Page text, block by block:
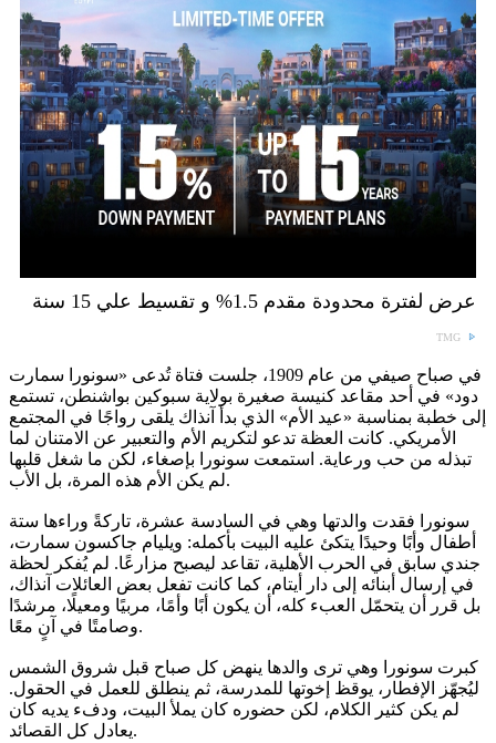
عرض لفترة محدودة مقدم 1.5% و تقسيط علي 15 سنة
TMG
في صباح صيفي من عام 1909، جلست فتاة تُدعى «سونورا سمارت
دود» في أحد مقاعد كنيسة صغيرة بولاية سبوكين بواشنطن، تستمع
إلى خطبة بمناسبة «عيد الأم» الذي بدأ آنذاك يلقى رواجًا في المجتمع
الأمريكي. كانت العظة تدعو لتكريم الأم والتعبير عن الامتنان لما
تبذله من حب ورعاية. استمعت سونورا بإصغاء، لكن ما شغل قلبها
لم يكن الأم هذه المرة، بل الأب.
سونورا فقدت والدتها وهي في السادسة عشرة، تاركةً وراءها ستة
أطفال وأبًا وحيدًا يتكئ عليه البيت بأكمله: ويليام جاكسون سمارت،
جندي سابق في الحرب الأهلية، تقاعد ليصبح مزارعًا. لم يُفكر لحظة
في إرسال أبنائه إلى دار أيتام، كما كانت تفعل بعض العائلات آنذاك،
بل قرر أن يتحمّل العبء كله، أن يكون أبًا وأمًا، مربيًا ومعيلًا، مرشدًا
وصامتًا في آنٍ معًا.
كبرت سونورا وهي ترى والدها ينهض كل صباح قبل شروق الشمس
ليُجهّز الإفطار، يوقظ إخوتها للمدرسة، ثم ينطلق للعمل في الحقول.
لم يكن كثير الكلام، لكن حضوره كان يملأ البيت، ودفء يديه كان
يعادل كل القصائد.